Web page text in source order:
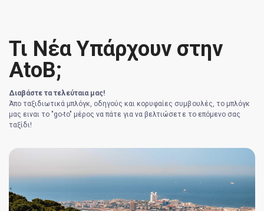
Τι Νέα Υπάρχουν στην
AtoB;
Διαβάστε τα τελεύταια μας!
Άπο ταξιδιωτικά μπλόγκ, οδηγούς και κορυφαίες συμβουλές, το μπλόγκ
μας ειναι το "go-to" μέρος να πάτε για να βελτιώσετε το επόμενο σας
ταξίδι!